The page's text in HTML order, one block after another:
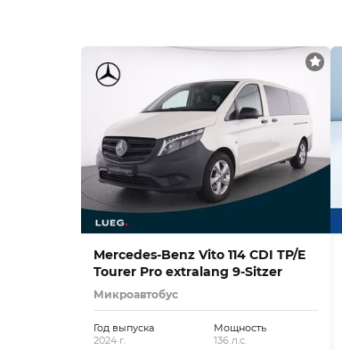
Mercedes-Benz Vito 114 CDI TP/E
Tourer Pro extralang 9-Sitzer
Микроавтобус
Год выпуска
2024 г.
Мощность
136 л.с.